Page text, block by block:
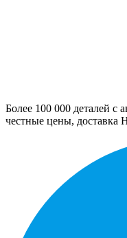
Более 100 000 деталей с
честные цены, доставка